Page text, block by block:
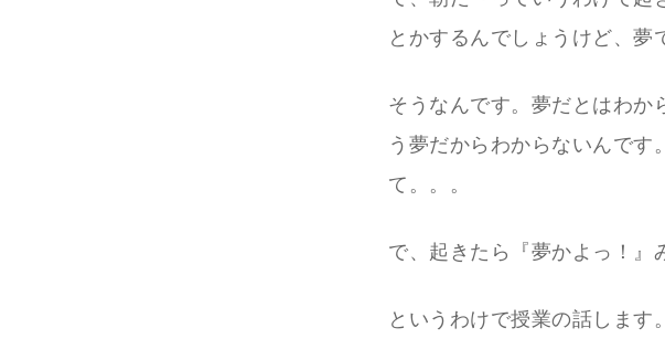
とかするんでしょうけど、夢
そうなんです。夢だとはわか
う夢だからわからないんです
て。。。
で、起きたら『夢かよっ！』
というわけで授業の話します